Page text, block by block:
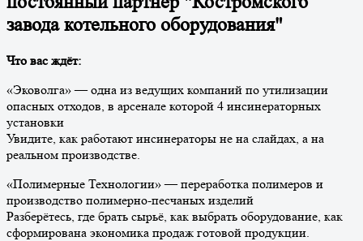
завода котельного оборудования"
Что вас ждёт:
«Эковолга» — одна из ведущих компаний по утилизации
опасных отходов, в арсенале которой 4 инсинераторных
установки
Увидите, как работают инсинераторы не на слайдах, а на
реальном производстве.
«Полимерные Технологии» — переработка полимеров и
производство полимерно-песчаных изделий
Разберётесь, где брать сырьё, как выбрать оборудование, как
сформирована экономика продаж готовой продукции.